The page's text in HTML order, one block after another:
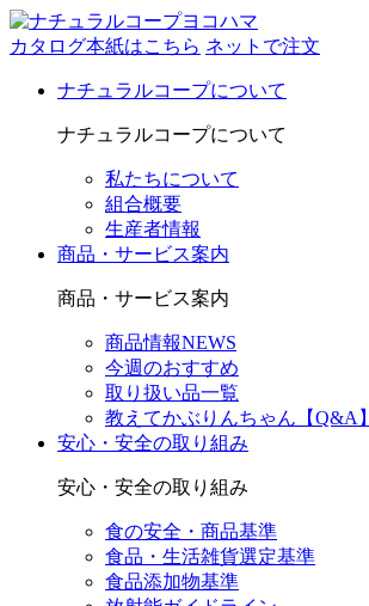
カタログ本紙はこちら ネットで注文
ナチュラルコープについて
ナチュラルコープについて
私たちについて
組合概要
生産者情報
商品・サービス案内
商品・サービス案内
商品情報NEWS
今週のおすすめ
取り扱い品一覧
教えてかぶりんちゃん【Q&A】
安心・安全の取り組み
安心・安全の取り組み
食の安全・商品基準
食品・生活雑貨選定基準
食品添加物基準